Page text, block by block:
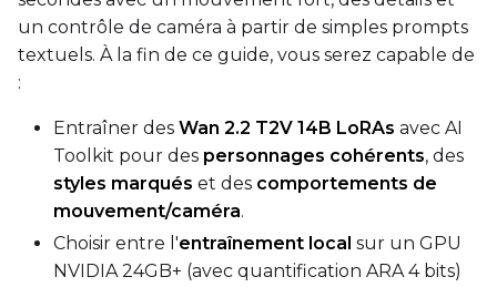
Transformer
qfloat8 (default)
qfloat8 (default)
Compile Options
ToggleCompile Model
Compile Model
MULTISTAGE
un contrôle de caméra à partir de simples prompts
textuels. À la fin de ce guide, vous serez capable de
:
Entraîner des Wan 2.2 T2V 14B LoRAs avec AI
Toolkit pour des personnages cohérents, des
styles marqués et des comportements de
mouvement/caméra.
Choisir entre l'entraînement local sur un GPU
NVIDIA 24GB+ (avec quantification ARA 4 bits)